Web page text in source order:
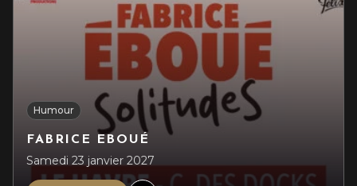
Humour
FABRICE EBOUÉ
Samedi 23 janvier 2027